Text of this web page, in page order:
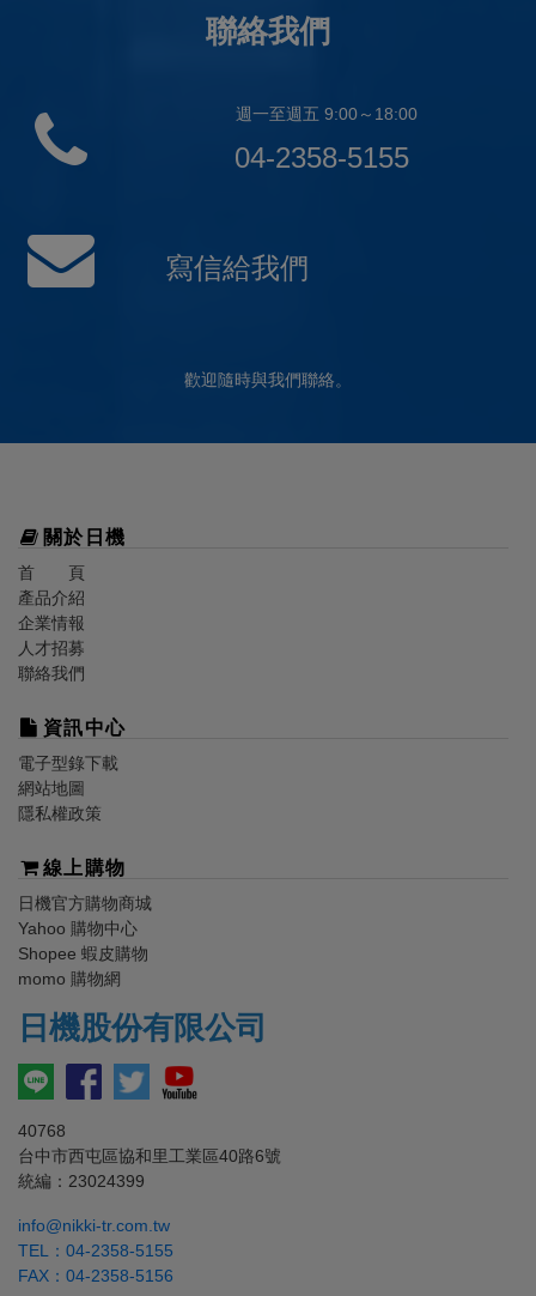
聯絡我們
週一至週五 9:00～18:00
04-2358-5155
寫信給我們
歡迎隨時與我們聯絡。
關於 日機
首 頁
產品介紹
企業情報
人才招募
聯絡我們
資訊中心
電子型錄下載
網站地圖
隱私權政策
線上購物
日機官方購物商城
Yahoo 購物中心
Shopee 蝦皮購物
momo 購物網
日機股份有限公司
40768
台中市西屯區協和里工業區40路6號
統編：23024399
info@nikki-tr.com.tw
TEL： 04-2358-5155
FAX：04-2358-5156